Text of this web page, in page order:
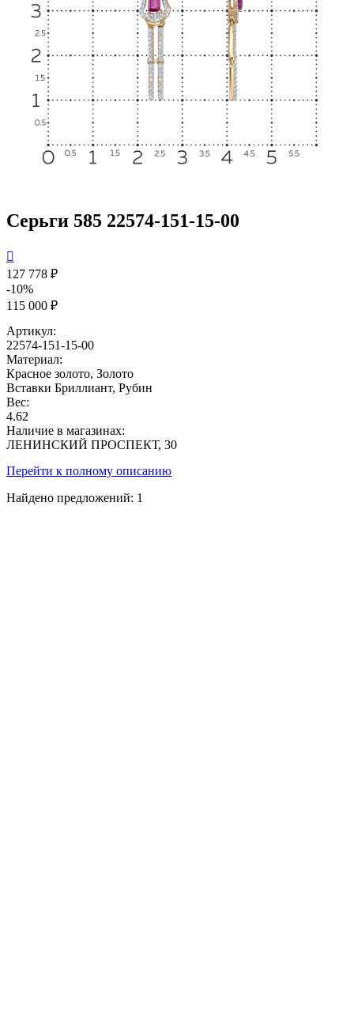
Серьги 585 22574-151-15-00

127 778 ₽
-10%
115 000 ₽
Артикул:
22574-151-15-00
Материал:
Красное золото, Золото
Вставки Бриллиант, Рубин
Вес:
4.62
Наличие в магазинах:
ЛЕНИНСКИЙ ПРОСПЕКТ, 30
Перейти к полному описанию
Найдено предложений: 1